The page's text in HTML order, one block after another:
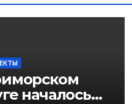
началось